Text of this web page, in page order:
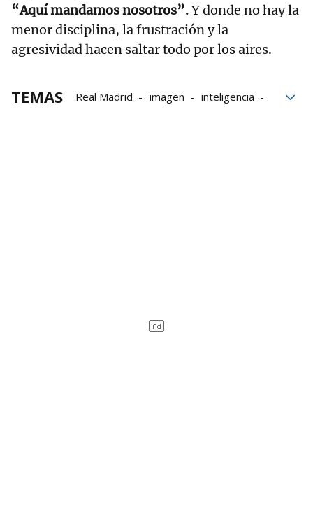
“Aquí mandamos nosotros”.Y donde no hay la
menor disciplina, la frustración y la
agresividad hacen saltar todo por los aires.
TEMAS Real Madrid imagen
inteligencia